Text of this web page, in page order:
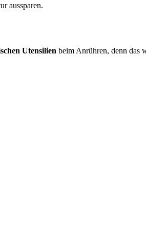
aussparen.
Utensilien beim Anrühren, denn das